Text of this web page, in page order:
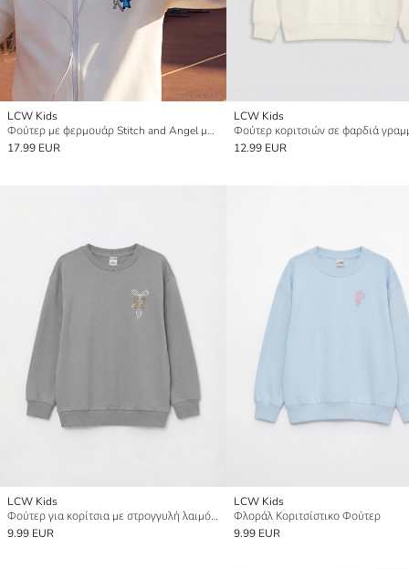
LCW Kids
Φούτερ με φερμουάρ Stitch and Angel με εκτύπωση, απαλή υφή για κορίτσια
17.99 EUR
LCW Kids
12.99 EUR
LCW Kids
Φούτερ για κορίτσια με στρογγυλή λαιμόκοψη και εκτυπωμένο μοτίβο
9.99 EUR
LCW Kids
Φλοράλ Κοριτσίστικο Φούτερ
9.99 EUR